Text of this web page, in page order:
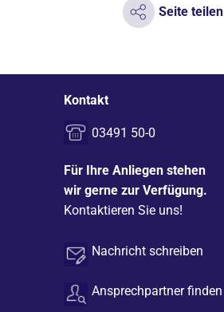
Seite teilen
Kontakt
03491 50-0
Für Ihre Anliegen stehen
wir gerne zur Verfügung.
Kontaktieren Sie uns!
Nachricht schreiben
Ansprechpartner finden